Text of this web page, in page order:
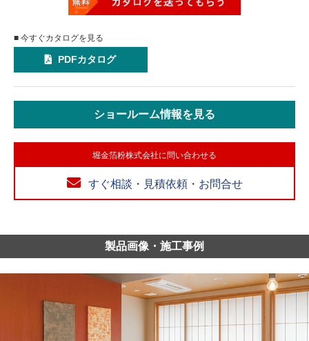
■ 今すぐカタログを見る
PDFカタログ
ショールーム情報を見る
堀金箔粉株式会社に問い合わせる
すぐ相談・見積依頼・お問合せ
製品画像・施工事例